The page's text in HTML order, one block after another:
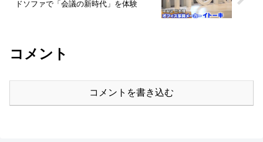
ドソファで「会議の新時代」を体験
コメント
コメントを書き込む